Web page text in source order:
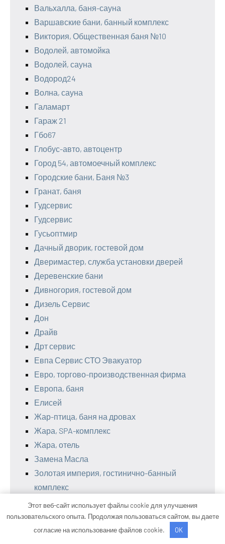
Вальхалла, баня-сауна
Варшавские бани, банный комплекс
Виктория, Общественная баня №10
Водолей, автомойка
Водолей, сауна
Водород24
Волна, сауна
Галамарт
Гараж 21
Гбо67
Глобус-авто, автоцентр
Город 54, автомоечный комплекс
Городские бани, Баня №3
Гранат, баня
Гудсервис
Гудсервис
Гусьоптмир
Дачный дворик, гостевой дом
Дверимастер, служба установки дверей
Деревенские бани
Дивногория, гостевой дом
Дизель Сервис
Дон
Драйв
Дрт сервис
Евпа Сервис СТО Эвакуатор
Евро, торгово-производственная фирма
Европа, баня
Елисей
Жар-птица, баня на дровах
Жара, SPA-комплекс
Жара, отель
Замена Масла
Золотая империя, гостинично-банный
комплекс
Из века в век, загородный комплекс
Изба, баня
Империя, центр отдыха
Этот веб-сайт использует файлы cookie для улучшения
пользовательского опыта. Продолжая пользоваться сайтом, вы даете
согласие на использование файлов cookie.
OK